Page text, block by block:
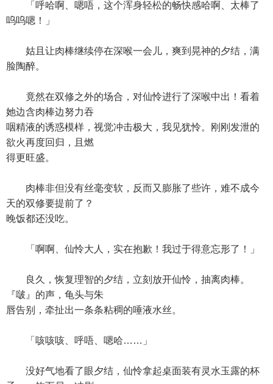
「呼哈啊、嗯唔，这个浑身轻松的畅快感哈啊、太棒了
呜呜嗯！」
姑且让肉棒继续停在深喉一会儿，爽到晃神的夕结，满
脸陶醉。
竟然在双修之外的场合，对仙怜进行了深喉中出！看着
她边含肉棒边努力吞
咽精液的诱惑模样，视觉冲击极大，我见犹怜。刚刚发泄的
欲火再度回归，且燃
得更旺盛。
肉棒非但没有丝毫变软，反而又膨胀了些许，难不成今
天的双修要提前了？
晚饭都还没吃。
「啊啊、仙怜大人，实在抱歉！我过于得意忘形了！」
良久，恢复理智的夕结，立刻放开仙怜，抽离肉棒。
『啵』的声，龟头与朱
唇告别，牵扯出一条条粘稠的唾液水丝。
「咳咳咳、呼唔、嗯哈……」
没好气地看了眼夕结，仙怜拿起桌面装有灵水玉露的杯